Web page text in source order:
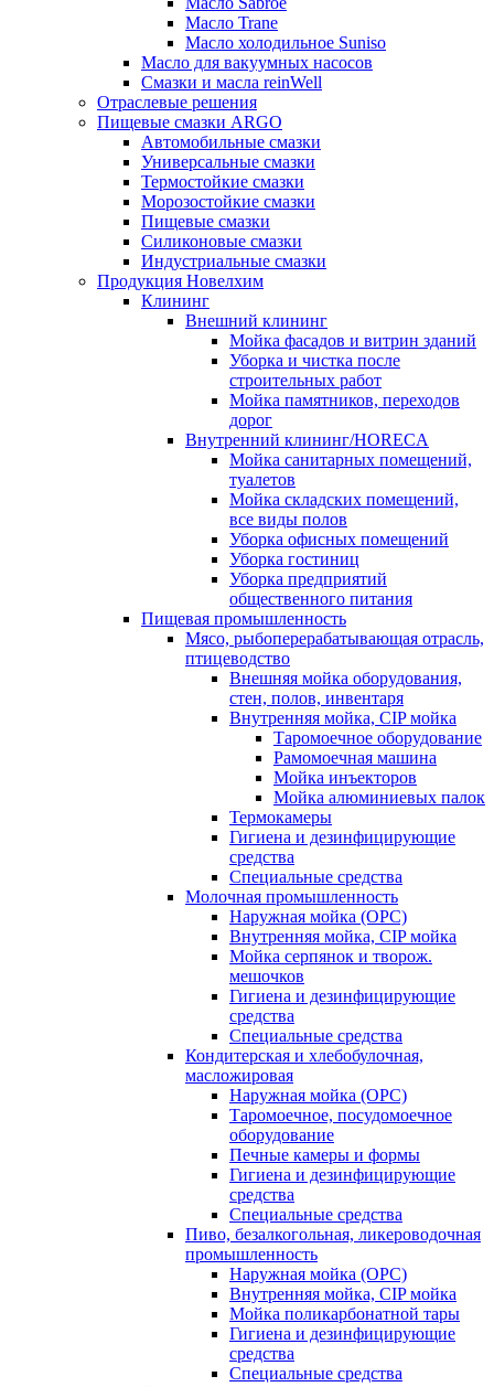
Масло Trane
Масло холодильное Suniso
Масло для вакуумных насосов
Смазки и масла reinWell
Отраслевые решения
Пищевые смазки ARGO
Автомобильные смазки
Универсальные смазки
Термостойкие смазки
Морозостойкие смазки
Пищевые смазки
Силиконовые смазки
Индустриальные смазки
Продукция Новелхим
Клининг
Внешний клининг
Мойка фасадов и витрин зданий
Уборка и чистка после
строительных работ
Мойка памятников, переходов
дорог
Внутренний клининг/HORECA
Мойка санитарных помещений,
туалетов
Мойка складских помещений,
все виды полов
Уборка офисных помещений
Уборка гостиниц
Уборка предприятий
общественного питания
Пищевая промышленность
Мясо, рыбоперерабатывающая отрасль,
птицеводство
Внешняя мойка оборудования,
стен, полов, инвентаря
Внутренняя мойка, CIP мойка
Таромоечное оборудование
Рамомоечная машина
Мойка инъекторов
Мойка алюминиевых палок
Термокамеры
Гигиена и дезинфицирующие
средства
Специальные средства
Молочная промышленность
Наружная мойка (ОРС)
Внутренняя мойка, CIP мойка
Мойка серпянок и творож.
мешочков
Гигиена и дезинфицирующие
средства
Специальные средства
Кондитерская и хлебобулочная,
масложировая
Наружная мойка (ОРС)
Таромоечное, посудомоечное
оборудование
Печные камеры и формы
Гигиена и дезинфицирующие
средства
Специальные средства
Пиво, безалкогольная, ликероводочная
промышленность
Наружная мойка (ОРС)
Внутренняя мойка, CIP мойка
Мойка поликарбонатной тары
Гигиена и дезинфицирующие
средства
Специальные средства